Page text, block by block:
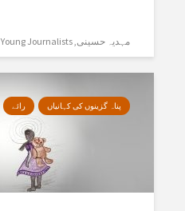
مہدیہ حسینی Young Journalists
پناہ گزینوں کی کہانیاں رائے